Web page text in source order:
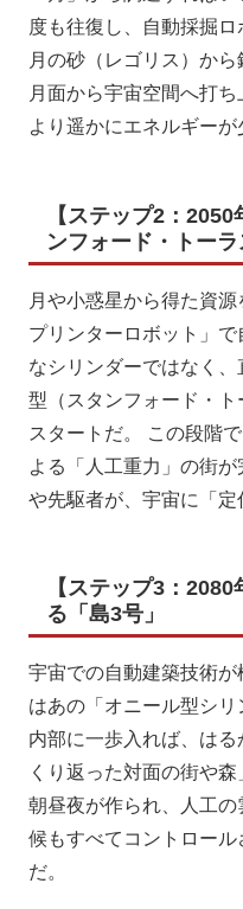
度も往復し、自動採掘ロ
月の砂（レゴリス）から
月面から宇宙空間へ打
より遥かにエネルギーが
【ステップ2：
ンフォード・トー
月や小惑星から得た資
プリンターロボット」
なシリンダーではなく
型（スタンフォード・
スタートだ。 この段階
よる「人工重力」の街
や先駆者が、宇宙に「定
【ステップ3：
る「島3号」
宇宙での自動建築技術
はあの「オニール型シリ
内部に一歩入れば、は
くり返った対面の街や
朝昼夜が作られ、人工
候もすべてコントロー
だ。